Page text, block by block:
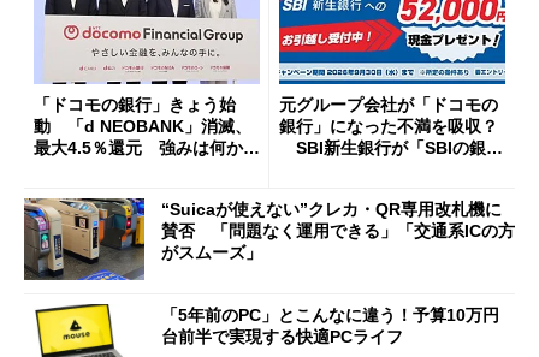
「ドコモの銀行」きょう始
動 「d NEOBANK」消滅、
最大4.5％還元 強みは何か解
元グループ会社が「ドコモの
銀行」になった不満を吸収？
SBI新生銀行が「SBIの銀
開催
“Suicaが使えない”クレカ・QR専用改札機に
賛否 「問題なく運用できる」「交通系ICの方
がスムーズ」
「5年前のPC」とこんなに違う！予算10万円
台前半で実現する快適PCライフ